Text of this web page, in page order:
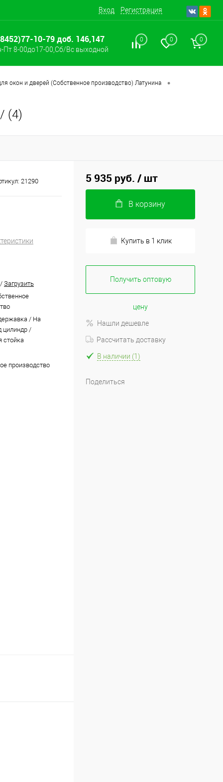
Вход Регистрация
10-79 доб. 146,147
Пт 8-00до17-00,Сб/Вс выходной
0 0 0
окон и дверей (Собственное производство) Латунина •
(4)
21290
/ Загрузить
/ На
цилиндр /
стойка
производство
5 935 руб. / шт
В корзину
Купить в 1 клик
Получить оптовую
цену
Нашли дешевле
Рассчитать доставку
В наличии (1)
Поделиться